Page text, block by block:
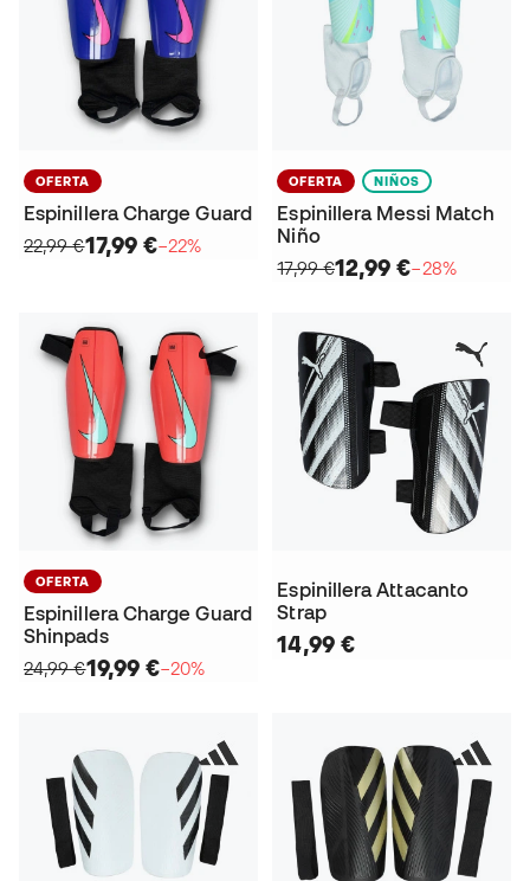
OFERTA
Espinillera Charge Guard
22,99 €17,99 €−22%
OFERTA NIÑOS
Espinillera Messi Match
Niño
17,99 €12,99 €−28%
OFERTA
Espinillera Charge Guard
Shinpads
24,99 €19,99 €−20%
Espinillera Attacanto
Strap
14,99 €